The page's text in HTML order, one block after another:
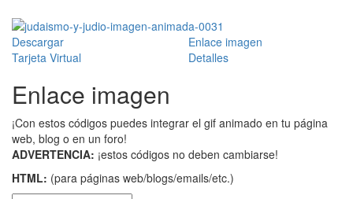
Descargar
Enlace imagen
Tarjeta Virtual
Detalles
Enlace imagen
¡Con estos códigos puedes integrar el gif animado en tu página
web, blog o en un foro!
ADVERTENCIA: ¡estos códigos no deben cambiarse!
HTML: (para páginas web/blogs/emails/etc.)